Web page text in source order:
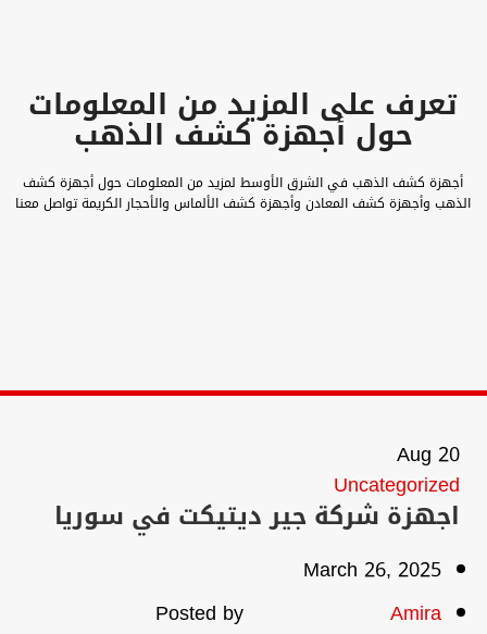
تعرف على المزيد من المعلومات
حول أجهزة كشف الذهب
أجهزة كشف الذهب في الشرق الأوسط لمزيد من المعلومات حول أجهزة كشف
الذهب وأجهزة كشف المعادن وأجهزة كشف الألماس والأحجار الكريمة تواصل معنا
20
Aug
Uncategorized
اجهزة شركة جير ديتيكت في سوريا
March 26, 2025
Posted by
Amira